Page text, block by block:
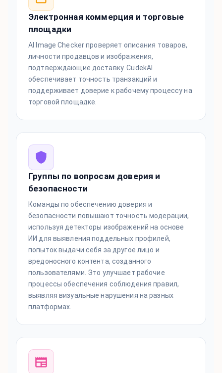
Электронная коммерция и торговые
площадки
AI Image Checker проверяет описания товаров,
личности продавцов и изображения,
подтверждающие доставку. CudekAI
обеспечивает точность транзакций и
поддерживает доверие к рабочему процессу на
торговой площадке.
Группы по вопросам доверия и
безопасности
Команды по обеспечению доверия и
безопасности повышают точность модерации,
используя детекторы изображений на основе
ИИ для выявления поддельных профилей,
попыток выдачи себя за другое лицо и
вредоносного контента, созданного
пользователями. Это улучшает рабочие
процессы обеспечения соблюдения правил,
выявляя визуальные нарушения на разных
платформах.